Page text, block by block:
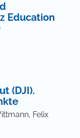
Education
(DJI).
Felix